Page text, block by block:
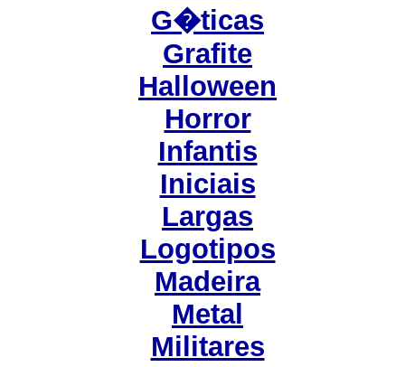
G�ticas
Grafite
Halloween
Horror
Infantis
Iniciais
Largas
Logotipos
Madeira
Metal
Militares